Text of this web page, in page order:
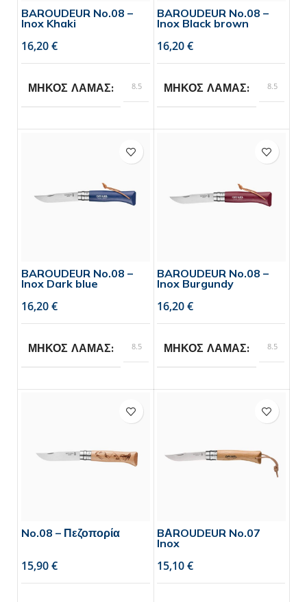
BAROUDEUR No.08 –
Inox Khaki
€
ΜΗΚΟΣ ΛΑΜΑΣ 8.5
BAROUDEUR No.08 –
Inox Black brown
€
ΜΗΚΟΣ ΛΑΜΑΣ 8.5
BAROUDEUR No.08 –
Inox Dark blue
€
ΜΗΚΟΣ ΛΑΜΑΣ 8.5
BAROUDEUR No.08 –
Inox Burgundy
€
ΜΗΚΟΣ ΛΑΜΑΣ 8.5
No.08 – Πεζοπορία
€
BΑROUDEUR No.07
Inox
€